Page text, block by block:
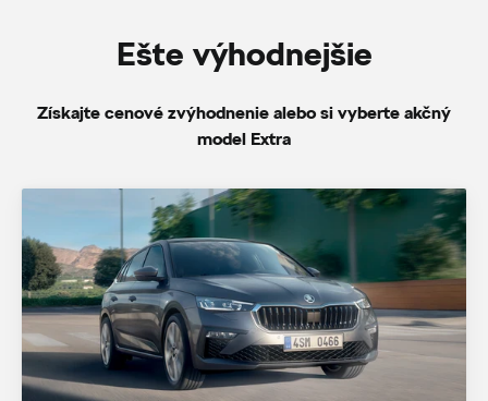
Ešte výhodnejšie
Získajte cenové zvýhodnenie alebo si vyberte akčný
model Extra